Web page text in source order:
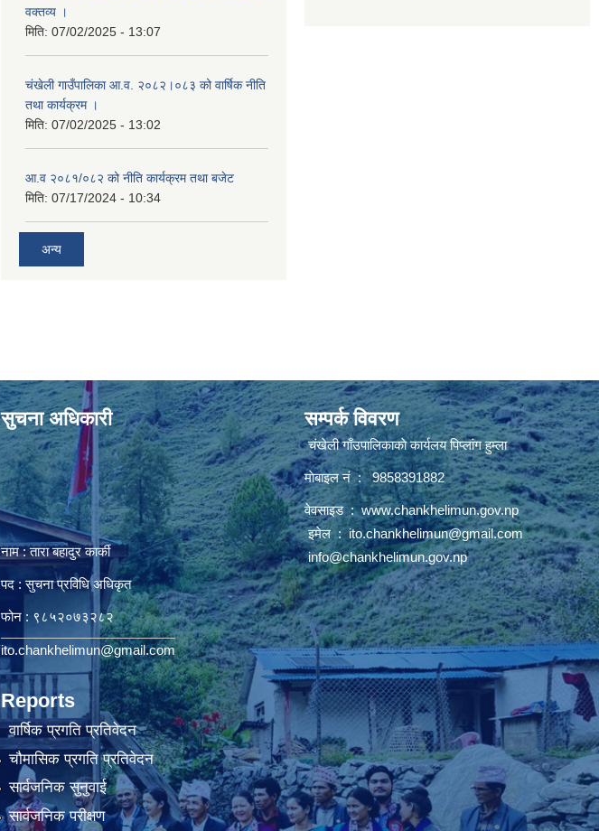
वक्तव्य ।
मिति: 07/02/2025 - 13:07
चंखेली गाउँपालिका आ.व. २०८२।०८३ को वार्षिक नीति
तथा कार्यक्रम ।
मिति: 07/02/2025 - 13:02
आ.व २०८१/०८२ को नीति कार्यक्रम तथा बजेट
मिति: 07/17/2024 - 10:34
अन्य
सुचना अधिकारी
नाम : तारा बहादुर कार्की
पद : सुचना प्रविधि अधिकृत
फोन : ९८५२०७३२८२
ito.chankhelimun@gmail.com
Reports
वार्षिक प्रगति प्रतिवेदन
चौमासिक प्रगति प्रतिवेदन
सार्वजनिक सुनुवाई
सार्वजनिक परीक्षण
सम्पर्क विवरण
चंखेली गाँउपालिकाकाे कार्यलय पिप्लांग हुम्ला
माेबाइल नं : 9858391882
वेवसाइड :www.chankhelimun.gov.np
इमेल :ito.chankhelimun@gmail.com
info@chankhelimun.gov.np